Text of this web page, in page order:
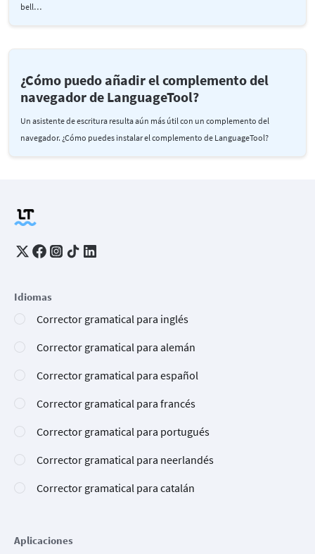
bell…
¿Cómo puedo añadir el complemento del
navegador de LanguageTool?
Un asistente de escritura resulta aún más útil con un complemento del
navegador. ¿Cómo puedes instalar el complemento de LanguageTool?
Idiomas
Corrector gramatical para inglés
Corrector gramatical para alemán
Corrector gramatical para español
Corrector gramatical para francés
Corrector gramatical para portugués
Corrector gramatical para neerlandés
Corrector gramatical para catalán
Aplicaciones